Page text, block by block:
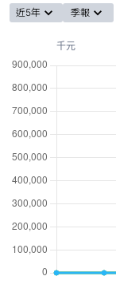
近5年 季報